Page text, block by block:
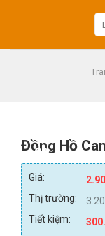
Tìm
-9%
Đồng Hồ
Giá:
Thị trường:
Tiết kiệm: